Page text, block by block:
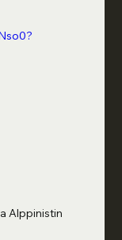
Alppinistin